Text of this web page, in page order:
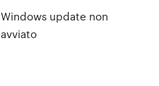
Windows update non
avviato